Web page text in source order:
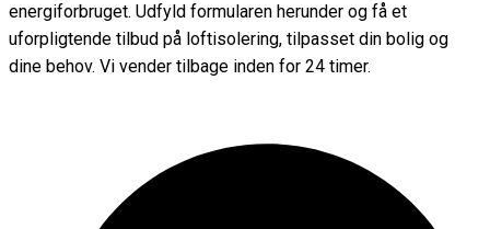
energiforbruget. Udfyld formularen herunder og få et
uforpligtende tilbud på loftisolering, tilpasset din bolig og
dine behov. Vi vender tilbage inden for 24 timer.